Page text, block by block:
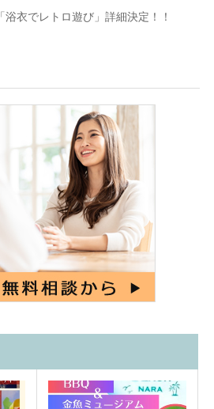
「浴衣でレトロ遊び」詳細決定！！